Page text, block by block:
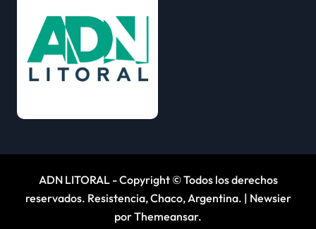
ADN LITORAL - Copyright © Todos los derechos
reservados. Resistencia, Chaco, Argentina. | Newsier
porThemeansar.